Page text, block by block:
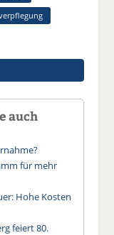
auch
für mehr
Hohe Kosten
feiert 80.